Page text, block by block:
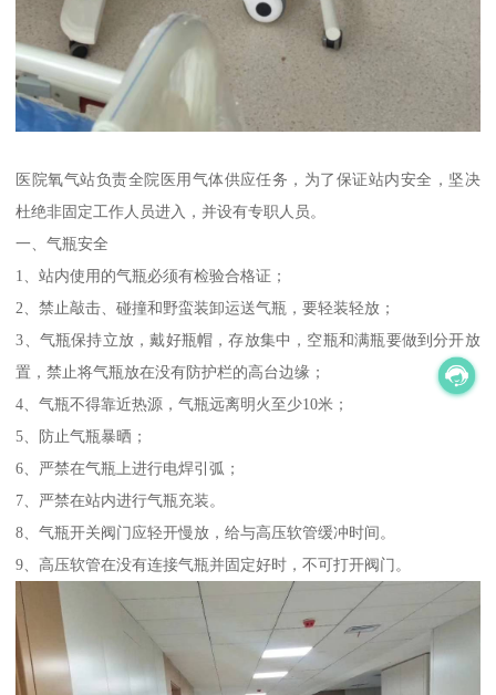
医院氧气站负责全院医用气体供应任务，为了保证站内安全，坚决
杜绝非固定工作人员进入，并设有专职人员。
一、气瓶安全
1、站内使用的气瓶必须有检验合格证；
2、禁止敲击、碰撞和野蛮装卸运送气瓶，要轻装轻放；
3、气瓶保持立放，戴好瓶帽，存放集中，空瓶和满瓶要做到分开放
置，禁止将气瓶放在没有防护栏的高台边缘；
4、气瓶不得靠近热源，气瓶远离明火至少10米；
5、防止气瓶暴晒；
6、严禁在气瓶上进行电焊引弧；
7、严禁在站内进行气瓶充装。
8、气瓶开关阀门应轻开慢放，给与高压软管缓冲时间。
9、高压软管在没有连接气瓶并固定好时，不可打开阀门。